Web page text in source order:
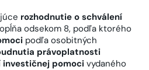
rozhodnutie o schválení
odsekom 8, podľa ktorého
podľa osobitných
právoplatnosti
investičnej pomoci vydaného